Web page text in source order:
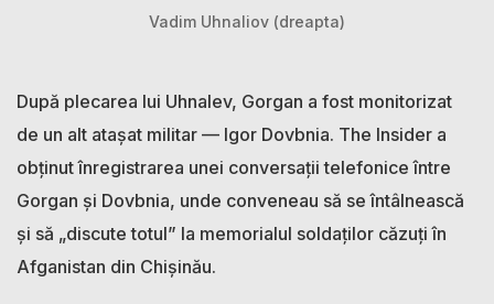
Vadim Uhnaliov (dreapta)
După plecarea lui Uhnalev, Gorgan a fost monitorizat
de un alt atașat militar — Igor Dovbnia. The Insider a
obținut înregistrarea unei conversații telefonice între
Gorgan și Dovbnia, unde conveneau să se întâlnească
și să „discute totul” la memorialul soldaților căzuți în
Afganistan din Chișinău.